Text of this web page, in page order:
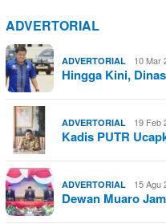
ADVERTORIAL
ADVERTORIAL 10 Mar
Hingga Kini,
ADVERTORIAL 19 Feb
Kadis PUTR
ADVERTORIAL 15 Agu
Dewan Muaro